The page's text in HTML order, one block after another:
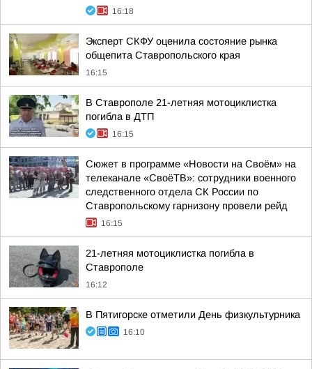
16:18
Эксперт СКФУ оценила состояние рынка
общепита Ставропольского края
16:15
В Ставрополе 21-летняя мотоциклистка
погибла в ДТП
16:15
Сюжет в программе «Новости на Своём» на
телеканале «СвоёТВ»: сотрудники военного
следственного отдела СК России по
Ставропольскому гарнизону провели рейд
16:15
21-летняя мотоциклистка погибла в
Ставрополе
16:12
В Пятигорске отметили День физкультурника
16:10